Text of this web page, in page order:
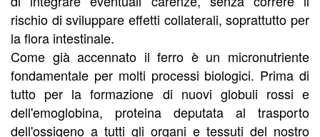
rischio di sviluppare effetti collaterali, soprattutto per
la flora intestinale.
Come già accennato il ferro è un micronutriente
fondamentale per molti processi biologici. Prima di
tutto per la formazione di nuovi globuli rossi e
dell'emoglobina, proteina deputata al trasporto
dell'ossigeno a tutti gli organi e tessuti del nostro